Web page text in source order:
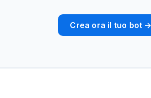
Crea ora il tuo bot →